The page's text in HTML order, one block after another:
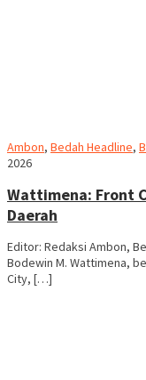
Ambon, Bedah Headline,
2026
Wattimena: Front
Daerah
Editor: Redaksi Ambon,
Bodewin M. Wattimena,
City, […]